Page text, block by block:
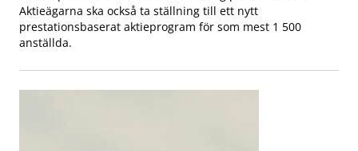
Aktieägarna ska också ta ställning till ett nytt
prestationsbaserat aktieprogram för som mest 1 500
anställda.